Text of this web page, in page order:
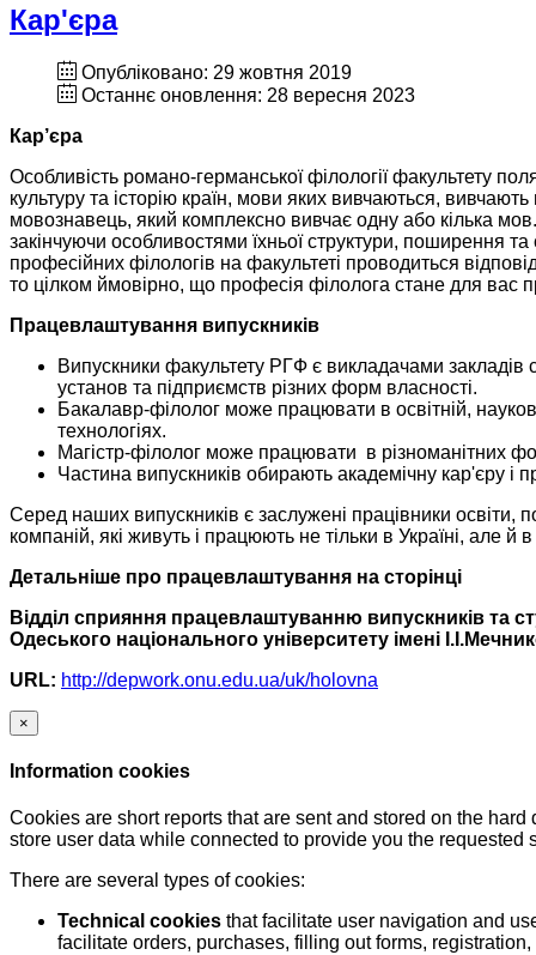
Кар'єра
Опубліковано: 29 жовтня 2019
Останнє оновлення: 28 вересня 2023
Кар’єра
Особливість романо-германської філології факультету
культуру та історію країн, мови яких вивчаються,
мовознавець, який комплексно вивчає одну або кілька
закінчуючи особливостями їхньої структури, поширення
професійних філологів на факультеті проводиться
то цілком ймовірно, що професія філолога стане для вас
Працевлаштування випускників
Випускники факультету РГФ є викладачами
установ та підприємств різних форм власності.
Бакалавр-філолог може працювати в освітній,
технологіях.
Магістр-філолог може працювати в різноманітних
Частина випускників обирають академічну кар'єру і
Серед наших випускників є заслужені працівники освіти,
компаній, які живуть і працюють не тільки в Україні, але й в
Детальніше про працевлаштування на сторінці
Відділ сприяння працевлаштуванню випускників та
Одеського національного університету імені
URL: http://depwork.onu.edu.ua/uk/holovna
×
Information cookies
Cookies are short reports that are sent and stored on the
store user data while connected to provide you the
There are several types of cookies:
Technical cookies that facilitate user navigation and
facilitate orders, purchases, filling out forms,